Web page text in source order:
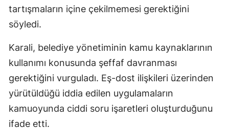
tartışmaların içine çekilmemesi gerektiğini
söyledi.
Karali, belediye yönetiminin kamu kaynaklarının
kullanımı konusunda şeffaf davranması
gerektiğini vurguladı. Eş-dost ilişkileri üzerinden
yürütüldüğü iddia edilen uygulamaların
kamuoyunda ciddi soru işaretleri oluşturduğunu
ifade etti.